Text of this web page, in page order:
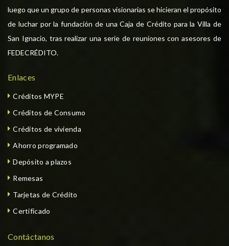
luego que un grupo de personas visionarias se hicieran el propósito
de luchar por la fundación de una Caja de Crédito para la Villa de
San Ignacio, tras realizar una serie de reuniones con asesores de
FEDECRÉDITO.
Enlaces
Créditos MYPE
Créditos de Consumo
Créditos de vivienda
Ahorro programado
Depósito a plazos
Remesas
Tarjetas de Crédito
Certificado
Contáctanos